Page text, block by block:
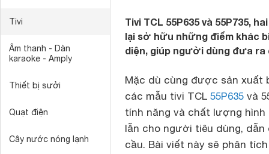
Tivi
Âm thanh - Dàn
karaoke - Amply
Thiết bị sưởi
Quạt điện
Cây nước nóng lạnh
Tivi TCL 55P635 và 55P735,
lại sở hữu những điểm khác
diện, giúp người dùng đưa ra
Mặc dù cùng được sản xuất
các mẫu tivi TCL 55P635 và
tính năng và chất lượng
lẫn cho người tiêu dùng,
cầu. Bài viết này sẽ phân